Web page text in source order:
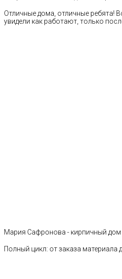
Отличные дома, отличные ребята!
увидели как работают, только
Мария Сафронова - кирпичный дом
Полный цикл: от заказа